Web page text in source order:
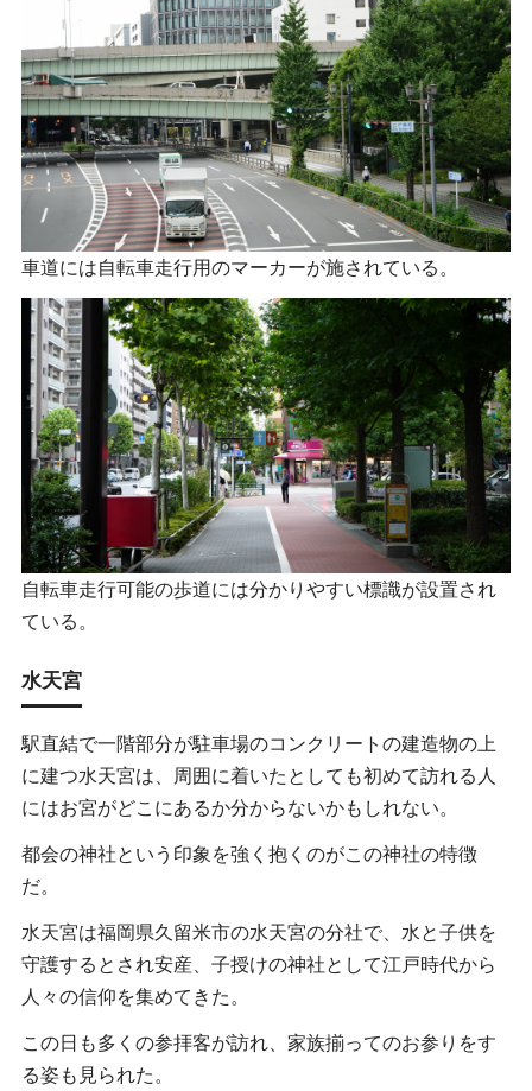
車道には自転車走行用のマーカーが施されている。
自転車走行可能の歩道には分かりやすい標識が設置され
ている。
水天宮
駅直結で一階部分が駐車場のコンクリートの建造物の上
に建つ水天宮は、周囲に着いたとしても初めて訪れる人
にはお宮がどこにあるか分からないかもしれない。
都会の神社という印象を強く抱くのがこの神社の特徴
だ。
水天宮は福岡県久留米市の水天宮の分社で、水と子供を
守護するとされ安産、子授けの神社として江戸時代から
人々の信仰を集めてきた。
この日も多くの参拝客が訪れ、家族揃ってのお参りをす
る姿も見られた。